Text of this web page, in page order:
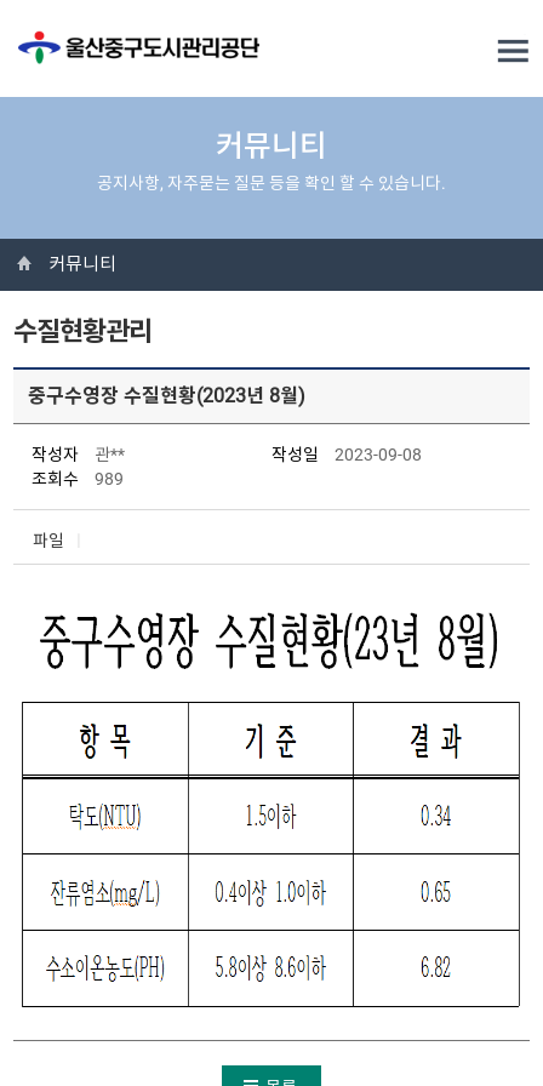
커뮤니티
공지사항, 자주묻는 질문 등을 확인 할 수 있습니다.
커뮤니티
수질현황관리
중구수영장 수질현황(2023년 8월)
작성자 관** 작성일
2023-09-08
조회수
989
파일